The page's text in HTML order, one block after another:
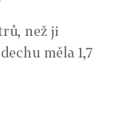
než ji
měla 1,7